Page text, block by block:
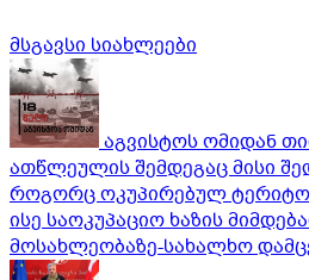
მსგავსი სიახლეები
აგვისტოს ომიდან
ათწლეულის შემდეგაც მისი
როგორც ოკუპირებულ
ისე საოკუპაციო ხაზის
მოსახლეობაზე-სახალხო